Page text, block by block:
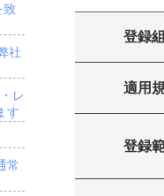
登録
適用
登録
致
社
レ
す
常